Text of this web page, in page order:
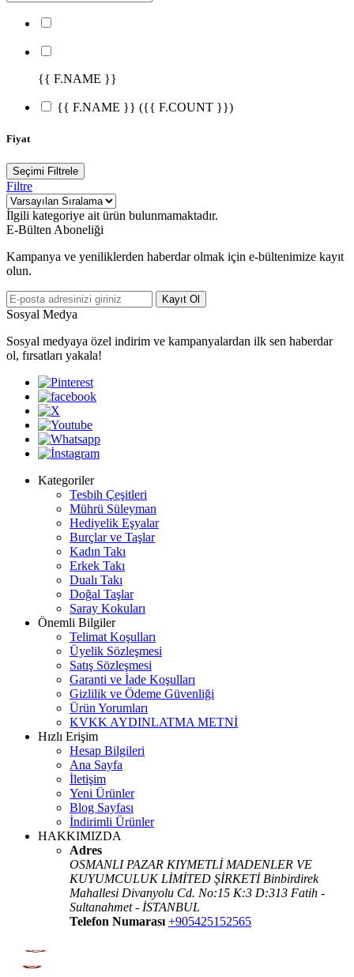
{{ F.NAME }}
{{ F.NAME }} ({{ F.COUNT }})
Fiyat
Seçimi Filtrele
Filtre
İlgili kategoriye ait ürün bulunmamaktadır.
E-Bülten Aboneliği
Kampanya ve yeniliklerden haberdar olmak için e-bültenimize kayıt
olun.
Kayıt Ol
Sosyal Medya
Sosyal medyaya özel indirim ve kampanyalardan ilk sen haberdar
ol, fırsatları yakala!
Kategoriler
Tesbih Çeşitleri
Mührü Süleyman
Hediyelik Eşyalar
Burçlar ve Taşlar
Kadın Takı
Erkek Takı
Dualı Takı
Doğal Taşlar
Saray Kokuları
Önemli Bilgiler
Telimat Koşulları
Üyelik Sözleşmesi
Satış Sözleşmesi
Garanti ve İade Koşulları
Gizlilik ve Ödeme Güvenliği
Ürün Yorumları
KVKK AYDINLATMA METNİ
Hızlı Erişim
Hesap Bilgileri
Ana Sayfa
İletişim
Yeni Ürünler
Blog Sayfası
İndirimli Ürünler
HAKKIMIZDA
Adres
OSMANLI PAZAR KIYMETLİ MADENLER VE
KUYUMCULUK LİMİTED ŞİRKETİ Binbirdirek
Mahallesi Divanyolu Cd. No:15 K:3 D:313 Fatih -
Sultanahmet - İSTANBUL
Telefon Numarası +905425152565